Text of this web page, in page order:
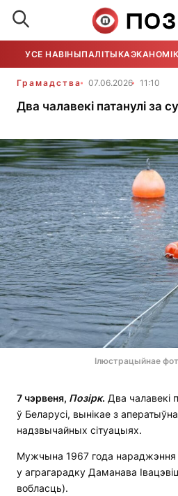
УСЕ НАВІНЫПАЛІТЫКА
Грамадства 07.06.2026 11:10
Два чалавекі патанулі за
Ілюстрацыйнае
7 чэрвеня, Позірк. Два чалавекі
ў Беларусі, вынікае з
надзвычайных сітуацыях.
Мужчына 1967 года
у аграгарадку Даманава
вобласць).